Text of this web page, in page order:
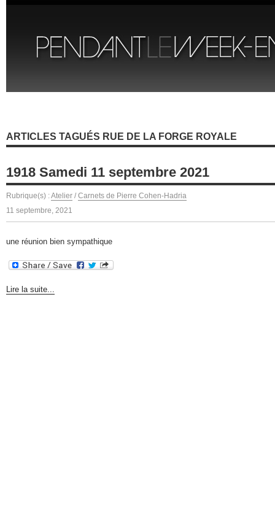
ARTICLES TAGUÉS RUE DE LA FORGE ROYALE
1918 Samedi 11 septembre 2021
Rubrique(s) :Atelier / Carnets de Pierre Cohen-Hadria
11 septembre, 2021
une réunion bien sympathique
Lire la suite...